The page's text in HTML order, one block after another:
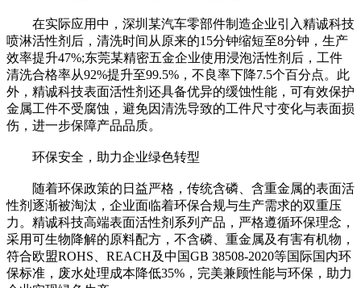
在实际应用中，深圳某汽车零部件制造企业引入精诚科技
喷淋活性剂后，清洗时间从原来的15分钟缩短至8分钟，生产
效率提升47%;东莞某精密五金企业使用浸泡活性剂后，工件
清洗合格率从92%提升至99.5%，不良率下降7.5个百分点。此
外，精诚科技表面活性剂还具备优异的缓蚀性能，可有效保护
金属工件不受腐蚀，避免因清洗导致的工件尺寸变化与表面损
伤，进一步保障产品品质。
环保安全，助力企业绿色转型
随着环保政策的日益严格，传统含磷、含重金属的表面活
性剂逐渐被淘汰，企业面临着环保合规与生产需求的双重压
力。精诚科技高端表面活性剂系列产品，严格遵循环保理念，
采用可生物降解的原料配方，不含磷、重金属及有害有机物，
符合欧盟ROHS、REACH及中国GB 38508-2020等国际国内环
保标准，废水处理成本降低35%，完美兼顾性能与环保，助力